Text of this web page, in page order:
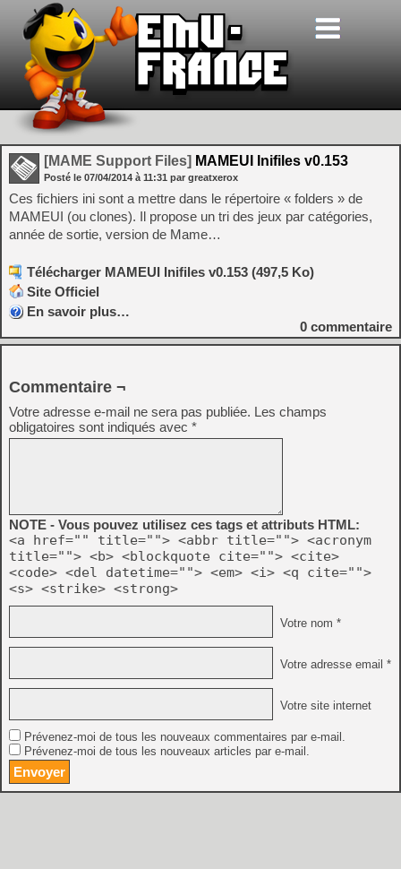
[MAME Support Files] MAMEUI Inifiles v0.153
Posté le 07/04/2014 à 11:31 par greatxerox
Ces fichiers ini sont a mettre dans le répertoire « folders » de
MAMEUI (ou clones). Il propose un tri des jeux par catégories,
année de sortie, version de Mame…
Télécharger MAMEUI Inifiles v0.153 (497,5 Ko)
Site Officiel
En savoir plus…
0 commentaire
Commentaire ¬
Votre adresse e-mail ne sera pas publiée. Les champs
obligatoires sont indiqués avec *
NOTE - Vous pouvez utilisez ces tags et attributs HTML:
<a href="" title=""> <abbr title=""> <acronym
title=""> <b> <blockquote cite=""> <cite>
<code> <del datetime=""> <em> <i> <q cite="">
<s> <strike> <strong>
Votre nom *
Votre adresse email *
Votre site internet
Prévenez-moi de tous les nouveaux commentaires par e-mail.
Prévenez-moi de tous les nouveaux articles par e-mail.